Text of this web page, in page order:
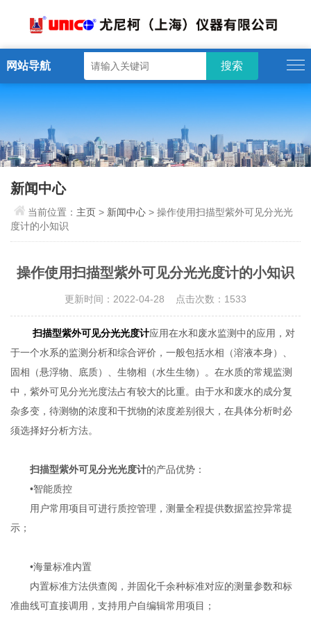
网站导航
新闻中心
当前位置： 主页 > 新闻中心 > 操作使用扫描型紫外可见分光光
度计的小知识
操作使用扫描型紫外可见分光光度计的小知识
更新时间：2022-04-28 点击次数：1533
扫描型紫外可见分光光度计应用在水和废水监测中的应用，对
于一个水系的监测分析和综合评价，一般包括水相（溶液本身）、
固相（悬浮物、底质）、生物相（水生生物）。在水质的常规监测
中，紫外可见分光光度法占有较大的比重。由于水和废水的成分复
杂多变，待测物的浓度和干扰物的浓度差别很大，在具体分析时必
须选择好分析方法。
扫描型紫外可见分光光度计的产品优势：
•智能质控
用户常用项目可进行质控管理，测量全程提供数据监控异常提
示；
•海量标准内置
内置标准方法供查阅，并固化千余种标准对应的测量参数和标
准曲线可直接调用，支持用户自编辑常用项目；